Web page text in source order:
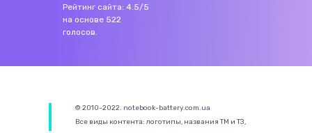
Рейтинг сайта: 4.5/5
на основе 522
голосов.
© 2010-2022. notebook-battery.com.ua
Все виды контента: логотипы, названия ТМ и ТЗ,